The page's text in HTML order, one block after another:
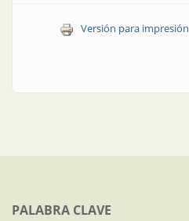
Versión para impresión
PALABRA CLAVE